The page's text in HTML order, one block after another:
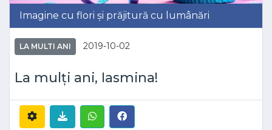
Imagine cu flori și prăjitură cu lumânări
LA MULTI ANI 2019-10-02
La mulți ani, Iasmina!